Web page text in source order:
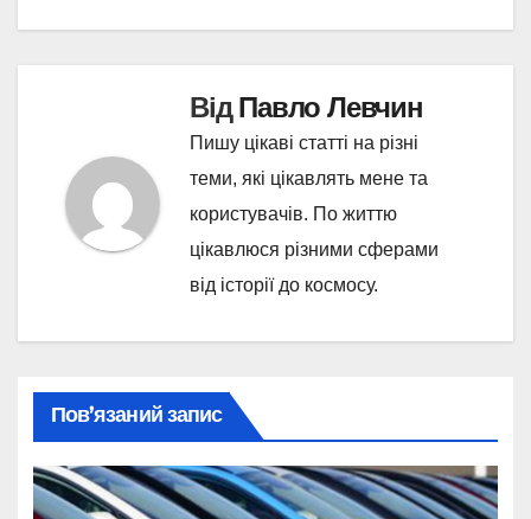
ВідПавло Левчин
Пишу цікаві статті на різні
теми, які цікавлять мене та
користувачів. По життю
цікавлюся різними сферами
від історії до космосу.
Пов’язаний запис